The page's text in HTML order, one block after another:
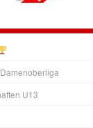
U13